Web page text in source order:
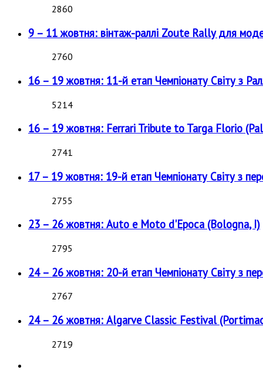
2860
9 – 11 жовтня: вінтаж-раллі Zoute Rally для
2760
16 – 19 жовтня: 11-й етап Чемпіонату Світу з
5214
16 – 19 жовтня: Ferrari Tribute to Targa Florio
2741
17 – 19 жовтня: 19-й етап Чемпіонату Світу з
2755
23 – 26 жовтня: Auto e Moto d'Epoca (Bologna, I)
2795
24 – 26 жовтня: 20-й етап Чемпіонату Світу з
2767
24 – 26 жовтня: Algarve Classic Festival
2719